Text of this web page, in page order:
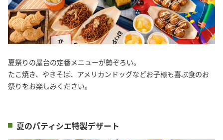
夏祭りの屋台の定番メニューが勢ぞろい。
たこ焼き、やきそば、アメリカンドッグなどお子様も喜ぶ食のお
祭りをお楽しみください。
夏のパティシエ特製デザート